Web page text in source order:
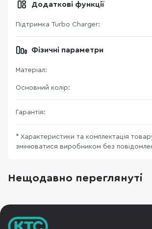
Додаткові функції
Підтримка Turbo Charger:
Фізичні параметри
Матеріал:
Основний колір:
Гарантія:
* Характеристики та комплектація
змінюватися виробником без
Нещодавно переглянуті